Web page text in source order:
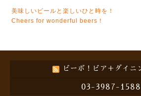
美味しいビールと楽しいひと時を！
Cheers for wonderful beers！
ビーボ！ビア＋ダイニ
03-3987-1588